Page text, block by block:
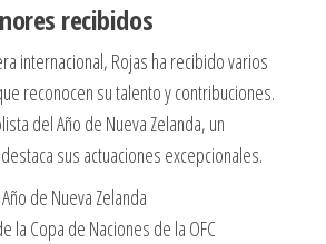
recibidos
internacional, Rojas ha recibido varios
reconocen su talento y contribuciones.
del Año de Nueva Zelanda, un
sus actuaciones excepcionales.
de Nueva Zelanda
la Copa de Naciones de la OFC